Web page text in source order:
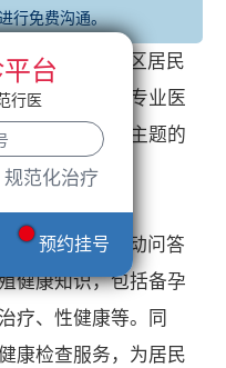
行免费沟通。
号召，提升社区居民
医院近日组织专业医
以生殖健康为主题的
案例讲解、互动问答
健康知识，包括备孕
疗、性健康等。同
康检查服务，为居民
台
行医
范化治疗
预约挂号